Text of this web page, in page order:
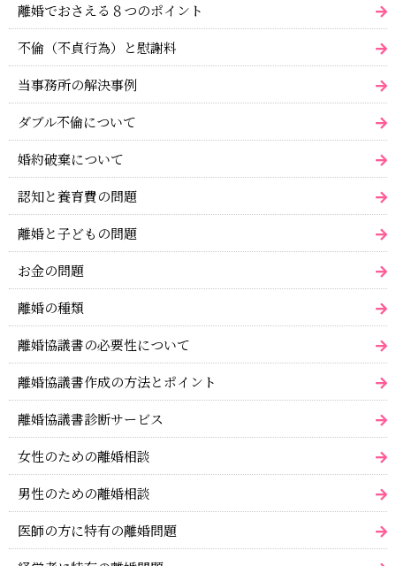
離婚でおさえる８つのポイント
不倫（不貞行為）と慰謝料
当事務所の解決事例
ダブル不倫について
婚約破棄について
認知と養育費の問題
離婚と子どもの問題
お金の問題
離婚の種類
離婚協議書の必要性について
離婚協議書作成の方法とポイント
離婚協議書診断サービス
女性のための離婚相談
男性のための離婚相談
医師の方に特有の離婚問題